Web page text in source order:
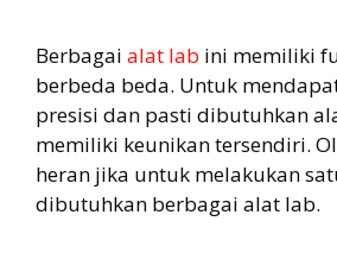
Berbagai alat lab ini memiliki
berbeda beda. Untuk
presisi dan pasti dibutuhkan
memiliki keunikan tersendiri.
heran jika untuk melakukan
dibutuhkan berbagai alat lab.